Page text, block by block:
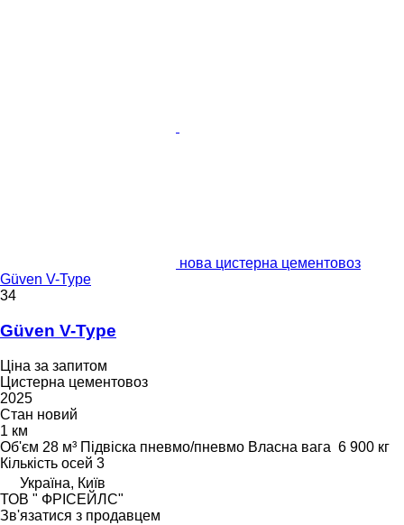
нова цистерна цементовоз
Güven V-Type
34
Güven V-Type
Ціна за запитом
Цистерна цементовоз
2025
Стан новий
1 км
Об'єм 28 м³ Підвіска пневмо/пневмо Власна вага 6 900 кг
Кількість осей 3
Україна, Київ
ТОВ " ФРІСЕЙЛС"
Зв'язатися з продавцем